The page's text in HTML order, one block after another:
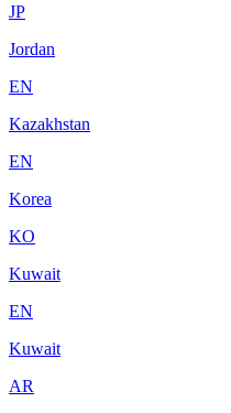
JP
Jordan
EN
Kazakhstan
EN
Korea
KO
Kuwait
EN
Kuwait
AR